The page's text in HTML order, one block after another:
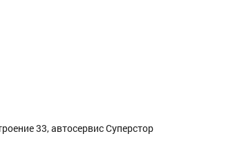
33, автосервис Суперстор